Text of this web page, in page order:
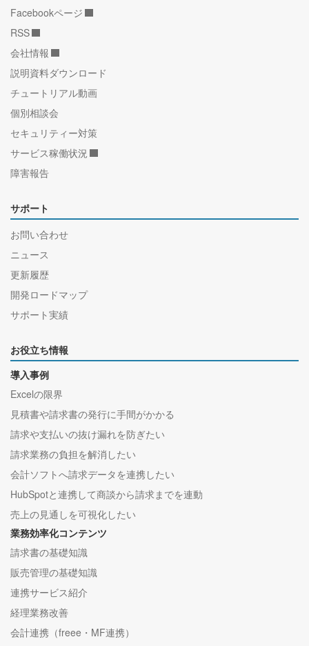
Facebookページ
RSS
会社情報
説明資料ダウンロード
チュートリアル動画
個別相談会
セキュリティー対策
サービス稼働状況
障害報告
サポート
お問い合わせ
ニュース
更新履歴
開発ロードマップ
サポート実績
お役立ち情報
導入事例
Excelの限界
見積書や請求書の発行に手間がかかる
請求や支払いの抜け漏れを防ぎたい
請求業務の負担を解消したい
会計ソフトへ請求データを連携したい
HubSpotと連携して商談から請求までを連動
売上の見通しを可視化したい
業務効率化コンテンツ
請求書の基礎知識
販売管理の基礎知識
連携サービス紹介
経理業務改善
会計連携（freee・MF連携）